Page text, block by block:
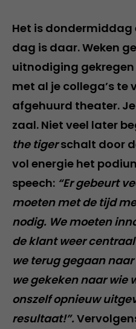
Het is
dag is daar. Weken
uitnodiging gekregen
met al je collega’s te
afgehuurd theater.
zaal. Niet veel later
the tigerschalt door
vol energie het
speech: “Er gebeurt
moeten met de tijd
nodig. We moeten
de klant weer
we terug gegaan
we gekeken naar wie
onszelf opnieuw
resultaat!”.